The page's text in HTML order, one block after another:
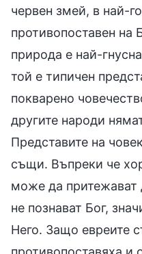
червен змей, в най-
противопоставен на
природа е най-
той е типичен
покварено
другите народи
Представите на
същи. Въпреки че
може да притежават
не познават Бог,
Него. Защо евреите